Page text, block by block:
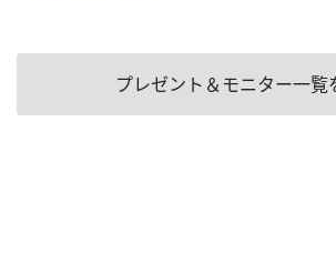
プレゼント＆モニター一覧